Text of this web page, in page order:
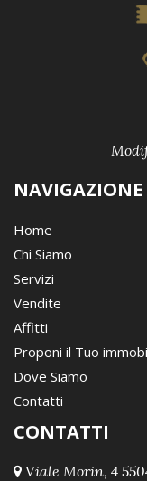
NAVIGAZIONE
Home
Chi Siamo
Servizi
Vendite
Affitti
Proponi il Tuo
Dove Siamo
Contatti
CONTATTI
Viale Morin, 4